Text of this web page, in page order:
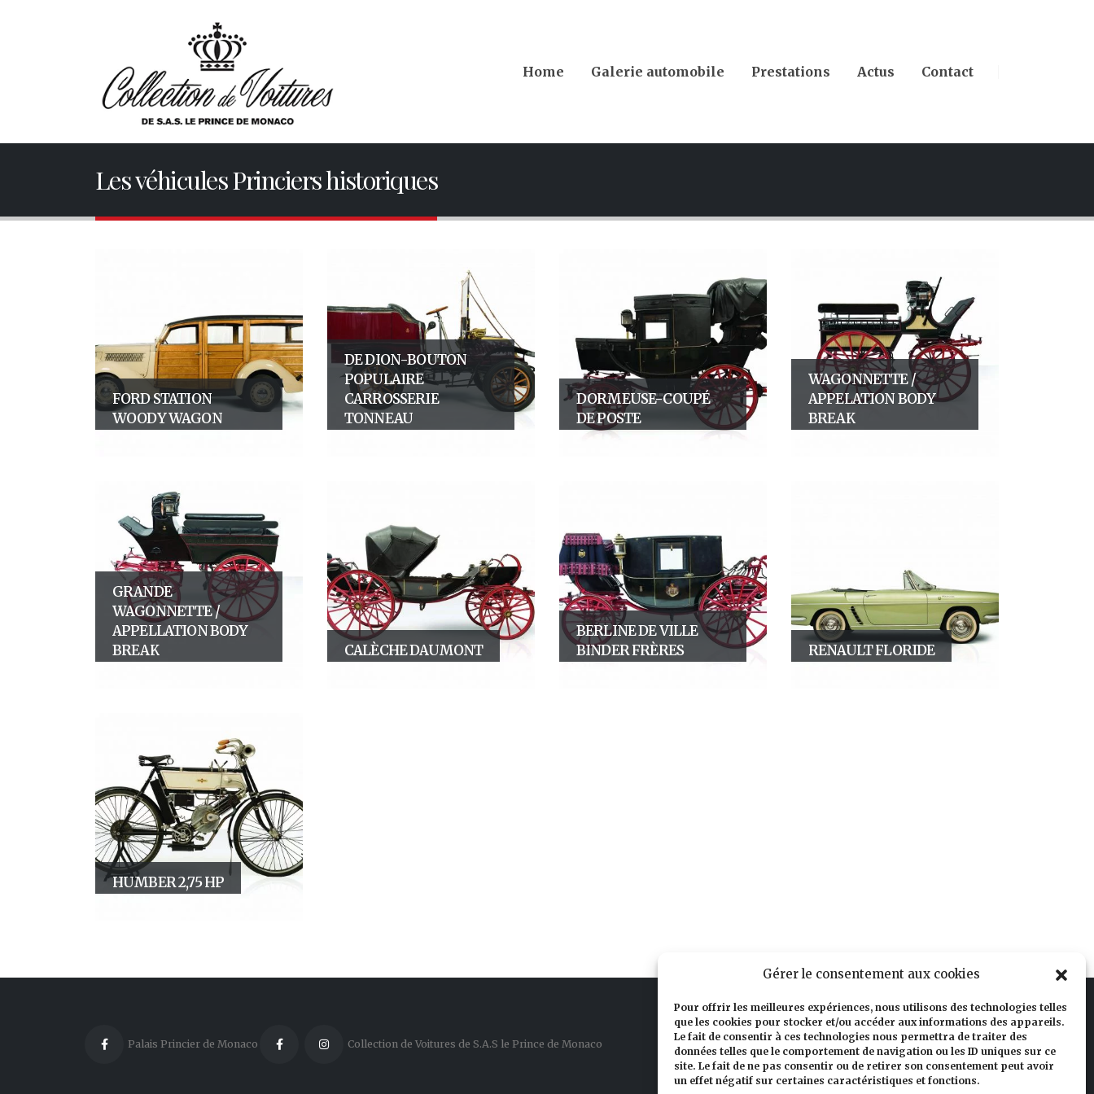
Gérer le consentement aux cookies
Pour offrir les meilleures expériences, nous utilisons des technologies telles
que les cookies pour stocker et/ou accéder aux informations des appareils.
Le fait de consentir à ces technologies nous permettra de traiter des
données telles que le comportement de navigation ou les ID uniques sur ce
site. Le fait de ne pas consentir ou de retirer son consentement peut avoir
un effet négatif sur certaines caractéristiques et fonctions.
Home Galerie automobile Prestations Actus Contact
Les véhicules Princiers historiques
FORD STATION
WOODY WAGON
DE DION-BOUTON
POPULAIRE
CARROSSERIE
TONNEAU
DORMEUSE-COUPÉ
DE POSTE
WAGONNETTE /
APPELATION BODY
BREAK
GRANDE
WAGONNETTE /
APPELLATION BODY
BREAK
CALÈCHE DAUMONT
BERLINE DE VILLE
BINDER FRÈRES
RENAULT FLORIDE
HUMBER 2,75 HP
Palais Princier de Monaco Collection de Voitures de S.A.S le Prince de Monaco